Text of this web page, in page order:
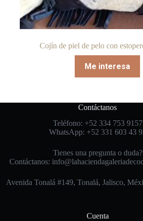
Cojín de piel de pelo con
Me interesa
Contáctanos
Teléfono: +52 334 753 9157
WhatsApp: +52 331 603 43
Tienes una pregunta o duda?
Contáctanos:
Avenida Tonalá #149, Tonalá, Jalisco,
Cuenta